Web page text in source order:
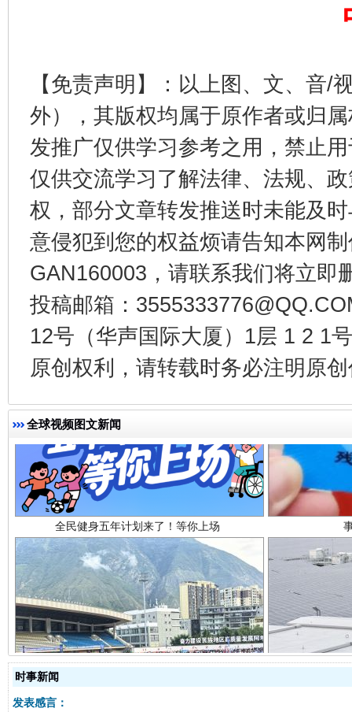
【免责声明】：以上图、文、音/
外），其版权均属于原作者或归
发推广仅供学习参考之用，禁止
仅供交流学习了解法律、法规、
权，部分文章转发推送时未能及
意侵犯到您的权益烦请告知本网
GAN160003，请联系我们将立即
投稿邮箱：
12号（华声国际大厦）1层 1 2 1
原创权利，请转载时务必注明原
全球视频图文新闻
受贿1.44亿！段成刚被判无期 从幼
全民健身五年计划来了！等你上场
阿坝州三大球赛在茂县开幕 规模
时事新闻
发表感言：